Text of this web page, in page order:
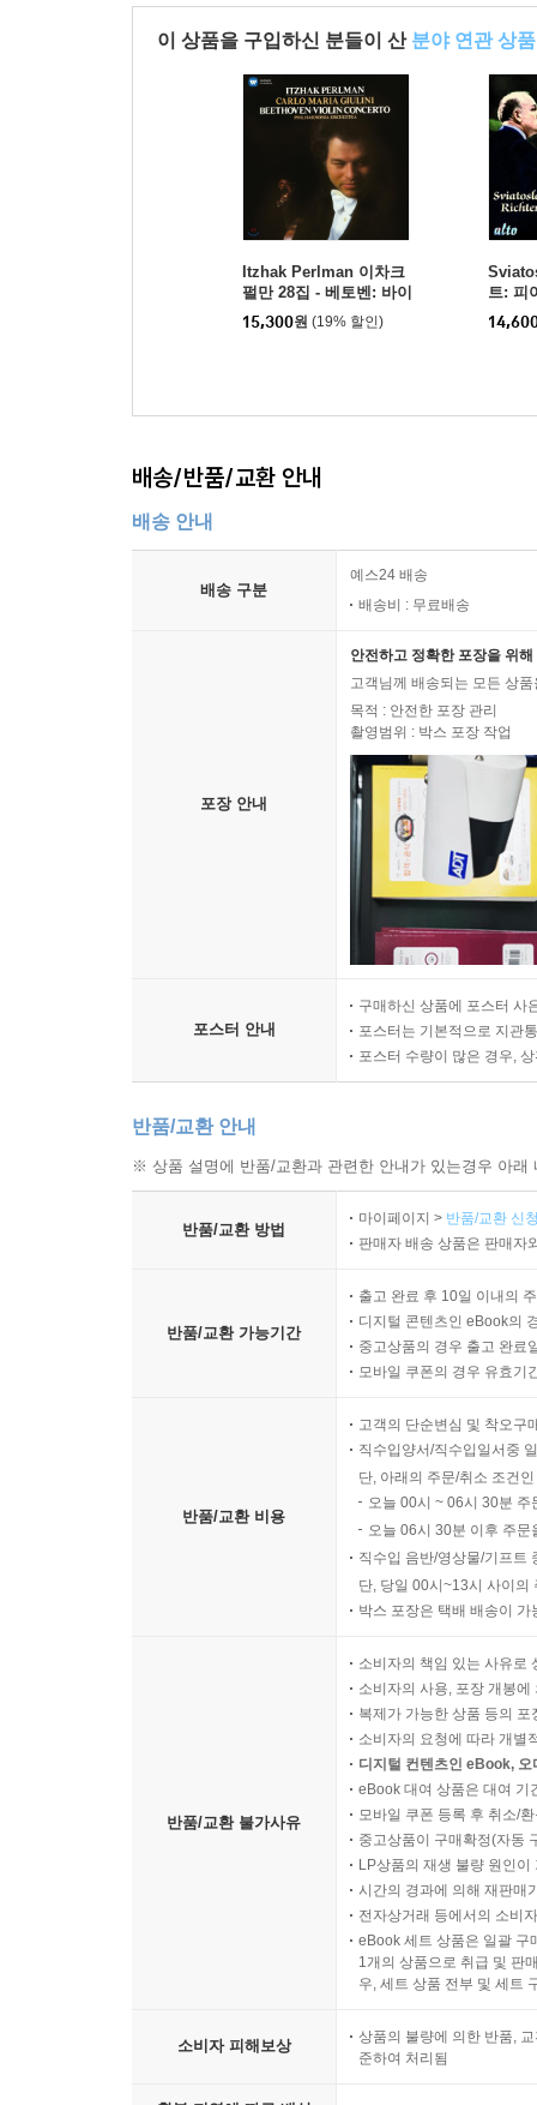
이 상품을 구입하신 분들이 산 분야 연관 상품
Itzhak Perlman 이차크
펄만 28집 - 베토벤: 바이
올린 협주곡 (1981) (Beet
hoven: Violin Concert
15,300원 (19% 할인)
트: 피
번
배송/반품/교환 안내
배송 안내
배송 구분
예스24 배송
배송비 : 무료배송
포장 안내
안전하고 정확한 포장을 위
고객님께 배송되는 모든 상
목적 : 안전한 포장 관리
촬영범위 : 박스 포장 작업
포스터 안내
구매하신 상품에 포스터 사
포스터는 기본적으로 지관
포스터 수량이 많은 경우,
반품/교환 안내
※ 상품 설명에 반품/교환과 관련한 안내가 있는경우 아
반품/교환 방법
마이페이지 > 반품/교환 신
판매자 배송 상품은 판매자
반품/교환 가능기간
출고 완료 후 10일 이내의
디지털 콘텐츠인 eBook의
중고상품의 경우 출고 완료
모바일 쿠폰의 경우 유효기
반품/교환 비용
고객의 단순변심 및 착오구
직수입양서/직수입일서중
단, 아래의 주문/취소 조건
오늘 00시 ~ 06시 30분
오늘 06시 30분 이후 주
직수입 음반/영상물/기프트
단, 당일 00시~13시 사이의
박스 포장은 택배 배송이
반품/교환 불가사유
소비자의 책임 있는 사유로
소비자의 사용, 포장 개봉
복제가 가능한 상품 등의
소비자의 요청에 따라 개별
디지털 컨텐츠인 eBook,
eBook 대여 상품은 대여 기
모바일 쿠폰 등록 후 취소/
중고상품이 구매확정(자동
LP상품의 재생 불량 원인
시간의 경과에 의해 재판매
전자상거래 등에서의 소비
eBook 세트 상품은 일괄 구
1개의 상품으로 취급 및 판
우, 세트 상품 전부 및 세트
소비자 피해보상
상품의 불량에 의한 반품,
준하여 처리됨